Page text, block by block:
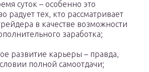
суток – особенно это
радует тех, кто рассматривает
в качестве возможности
заработка;
развитие карьеры – правда,
полной самоотдачи;